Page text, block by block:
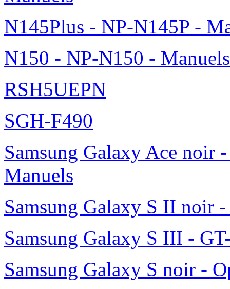
N145Plus - NP-N145P -
N150 - NP-N150 - Manuels
RSH5UEPN
SGH-F490
Samsung Galaxy Ace noir
Manuels
Samsung Galaxy S II noir
Samsung Galaxy S III -
Samsung Galaxy S noir -